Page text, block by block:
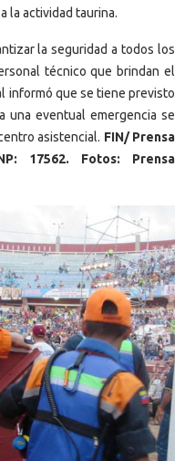
la actividad taurina.
la seguridad a todos los
técnico que brindan el
informó que se tiene previsto
una eventual emergencia se
asistencial. FIN/ Prensa
17562. Fotos: Prensa